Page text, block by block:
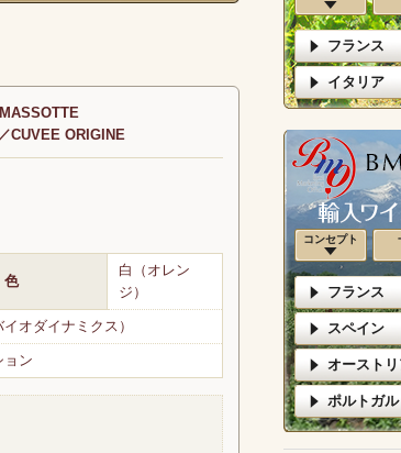
ORIGINE
色
白（オレン
ジ）
オダイナミクス）
ョン
フランス
イタリア
コンセプト
フランス
スペイン
オースト
ポルトガル